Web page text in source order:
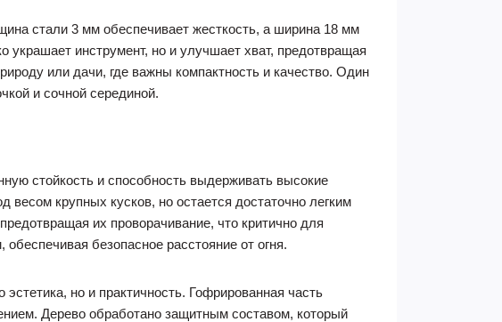
стали 3 мм обеспечивает жесткость, а ширина 18 мм
инструмент, но и улучшает хват, предотвращая
или дачи, где важны компактность и качество. Один
и сочной серединой.
стойкость и способность выдерживать высокие
крупных кусков, но остается достаточно легким
их проворачивание, что критично для
безопасное расстояние от огня.
но и практичность. Гофрированная часть
Дерево обработано защитным составом, который